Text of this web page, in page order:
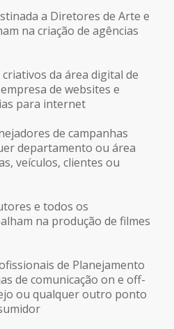
a Diretores de Arte e
na criação de agências
da área digital de
de websites e
para internet
de campanhas
departamento ou área
veículos, clientes ou
e todos os
na produção de filmes
de Planejamento
de comunicação on e off-
ou qualquer outro ponto